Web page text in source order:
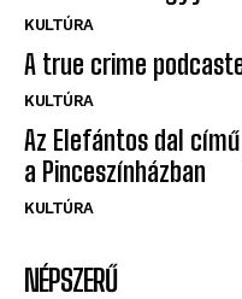
KULTÚRA
A true crime
KULTÚRA
Az Elefántos dal
a Pinceszínházban
KULTÚRA
NÉPSZERŰ